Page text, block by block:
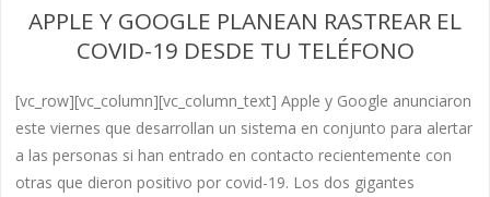
APPLE Y GOOGLE PLANEAN RASTREAR EL
COVID-19 DESDE TU TELÉFONO
[vc_row][vc_column][vc_column_text] Apple y Google anunciaron
este viernes que desarrollan un sistema en conjunto para alertar
a las personas si han entrado en contacto recientemente con
otras que dieron positivo por covid-19. Los dos gigantes